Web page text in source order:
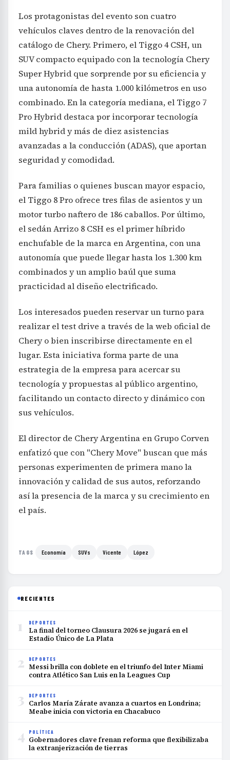
Los protagonistas del evento son cuatro
vehículos claves dentro de la renovación del
catálogo de Chery. Primero, el Tiggo 4 CSH, un
SUV compacto equipado con la tecnología Chery
Super Hybrid que sorprende por su eficiencia y
una autonomía de hasta 1.000 kilómetros en uso
combinado. En la categoría mediana, el Tiggo 7
Pro Hybrid destaca por incorporar tecnología
mild hybrid y más de diez asistencias
avanzadas a la conducción (ADAS), que aportan
seguridad y comodidad.
Para familias o quienes buscan mayor espacio,
el Tiggo 8 Pro ofrece tres filas de asientos y un
motor turbo naftero de 186 caballos. Por último,
el sedán Arrizo 8 CSH es el primer híbrido
enchufable de la marca en Argentina, con una
autonomía que puede llegar hasta los 1.300 km
combinados y un amplio baúl que suma
practicidad al diseño electrificado.
Los interesados pueden reservar un turno para
realizar el test drive a través de la web oficial de
Chery o bien inscribirse directamente en el
lugar. Esta iniciativa forma parte de una
estrategia de la empresa para acercar su
tecnología y propuestas al público argentino,
facilitando un contacto directo y dinámico con
sus vehículos.
El director de Chery Argentina en Grupo Corven
enfatizó que con "Chery Move" buscan que más
personas experimenten de primera mano la
innovación y calidad de sus autos, reforzando
así la presencia de la marca y su crecimiento en
el país.
TAGS Economía SUVs Vicente López
RECIENTES
1 DEPORTES
La final del torneo Clausura 2026 se jugará en el
Estadio Único de La Plata
2 DEPORTES
Messi brilla con doblete en el triunfo del Inter Miami
contra Atlético San Luis en la Leagues Cup
3 DEPORTES
Carlos María Zárate avanza a cuartos en Londrina;
Meabe inicia con victoria en Chacabuco
4 POLÍTICA
Gobernadores clave frenan reforma que flexibilizaba
la extranjerización de tierras